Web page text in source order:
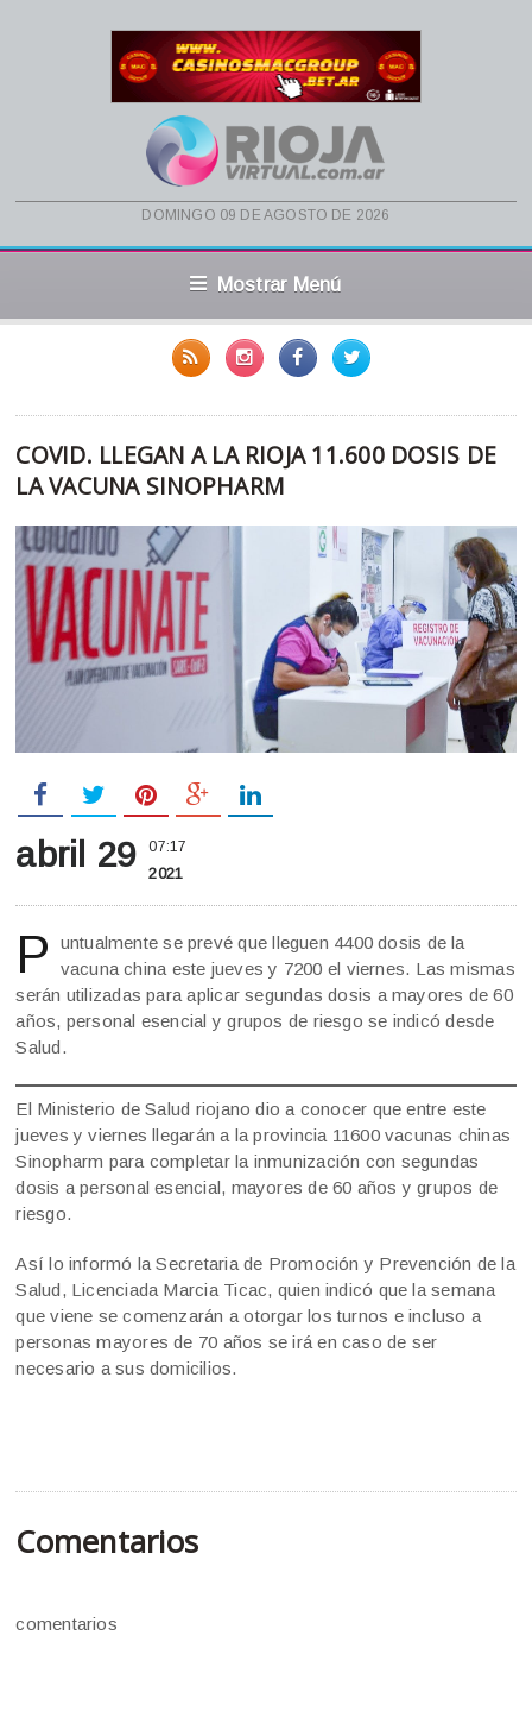
domingo 09 de agosto de 2026
Mostrar Menú
COVID. LLEGAN A LA RIOJA 11.600 DOSIS DE
LA VACUNA SINOPHARM
abril 29 07:17
2021
P
untualmente se prevé que lleguen 4400 dosis de la
vacuna china este jueves y 7200 el viernes. Las mismas
serán utilizadas para aplicar segundas dosis a mayores de 60
años, personal esencial y grupos de riesgo se indicó desde
Salud.
El Ministerio de Salud riojano dio a conocer que entre este
jueves y viernes llegarán a la provincia 11600 vacunas chinas
Sinopharm para completar la inmunización con segundas
dosis a personal esencial, mayores de 60 años y grupos de
riesgo.
Así lo informó la Secretaria de Promoción y Prevención de la
Salud, Licenciada Marcia Ticac, quien indicó que la semana
que viene se comenzarán a otorgar los turnos e incluso a
personas mayores de 70 años se irá en caso de ser
necesario a sus domicilios.
Comentarios
comentarios